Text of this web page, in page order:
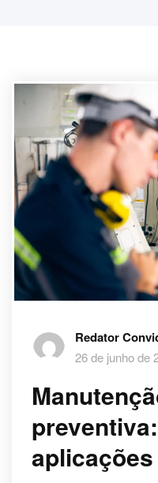
Redator
26 de junho de
aplicações